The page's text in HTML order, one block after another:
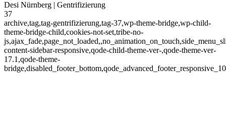
Desi Nürnberg | Gentrifizierung
37
archive,tag,tag-gentrifizierung,tag-37,wp-theme-bridge,wp-child-
theme-bridge-child,cookies-not-set,tribe-no-
content-sidebar-responsive,qode-child-theme-ver-,qode-theme-ver-
17.1,qode-theme-